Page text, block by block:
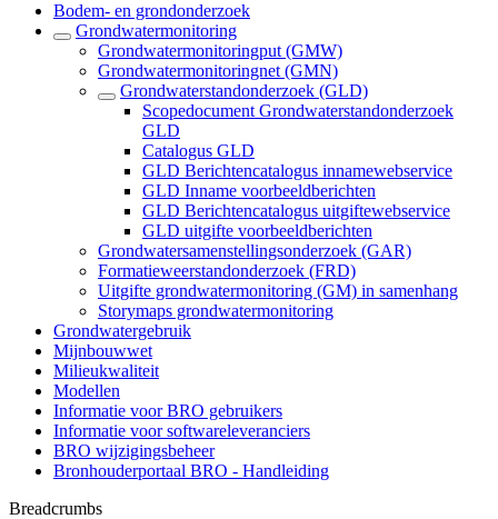
Bodem- en grondonderzoek
Grondwatermonitoring
Grondwatermonitoringput (GMW)
Grondwatermonitoringnet (GMN)
Grondwaterstandonderzoek (GLD)
Scopedocument Grondwaterstandonderzoek
GLD
Catalogus GLD
GLD Berichtencatalogus innamewebservice
GLD Inname voorbeeldberichten
GLD Berichtencatalogus uitgiftewebservice
GLD uitgifte voorbeeldberichten
Grondwatersamenstellingsonderzoek (GAR)
Formatieweerstandonderzoek (FRD)
Uitgifte grondwatermonitoring (GM) in samenhang
Storymaps grondwatermonitoring
Grondwatergebruik
Mijnbouwwet
Milieukwaliteit
Modellen
Informatie voor BRO gebruikers
Informatie voor softwareleveranciers
BRO wijzigingsbeheer
Bronhouderportaal BRO - Handleiding
Breadcrumbs